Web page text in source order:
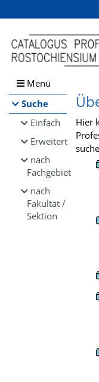
Browsen
direkt zum Inhalt
Menü
Suche
Einfach
Erweitert
nach
Fachgebiet
nach
Fakultät /
Sektion
Hier